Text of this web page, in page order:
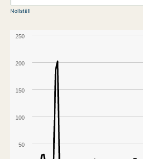
Nollställ
50
100
150
200
250